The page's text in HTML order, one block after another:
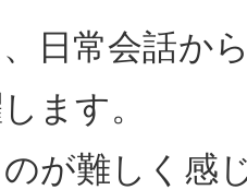
日常会話か
ます。
が難しく感